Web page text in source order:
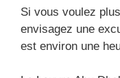
Si vous voulez
envisagez une
est environ une